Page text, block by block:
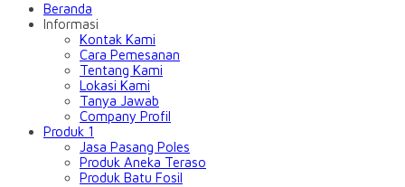
Beranda
Informasi
Kontak Kami
Cara Pemesanan
Tentang Kami
Lokasi Kami
Tanya Jawab
Company Profil
Produk 1
Jasa Pasang Poles
Produk Aneka Teraso
Produk Batu Fosil